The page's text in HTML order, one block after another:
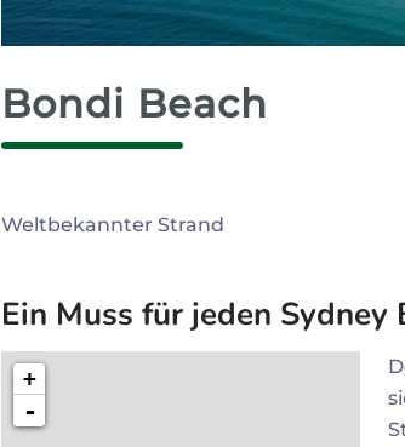
Bondi Beach
Weltbekannter Strand
Ein Muss für jeden Sydney
+
-
Zum Profil